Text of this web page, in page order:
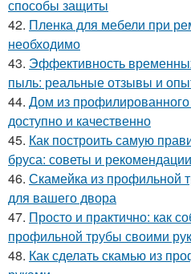
способы защиты
42. Пленка для мебели при
необходимо
43. Эффективность
пыль: реальные отзывы и
44. Дом из
доступно и качественно
45. Как построить самую
бруса: советы и рекомендации
46. Скамейка из профильной
для вашего двора
47. Просто и практично: как
профильной трубы своими
48. Как сделать скамью из